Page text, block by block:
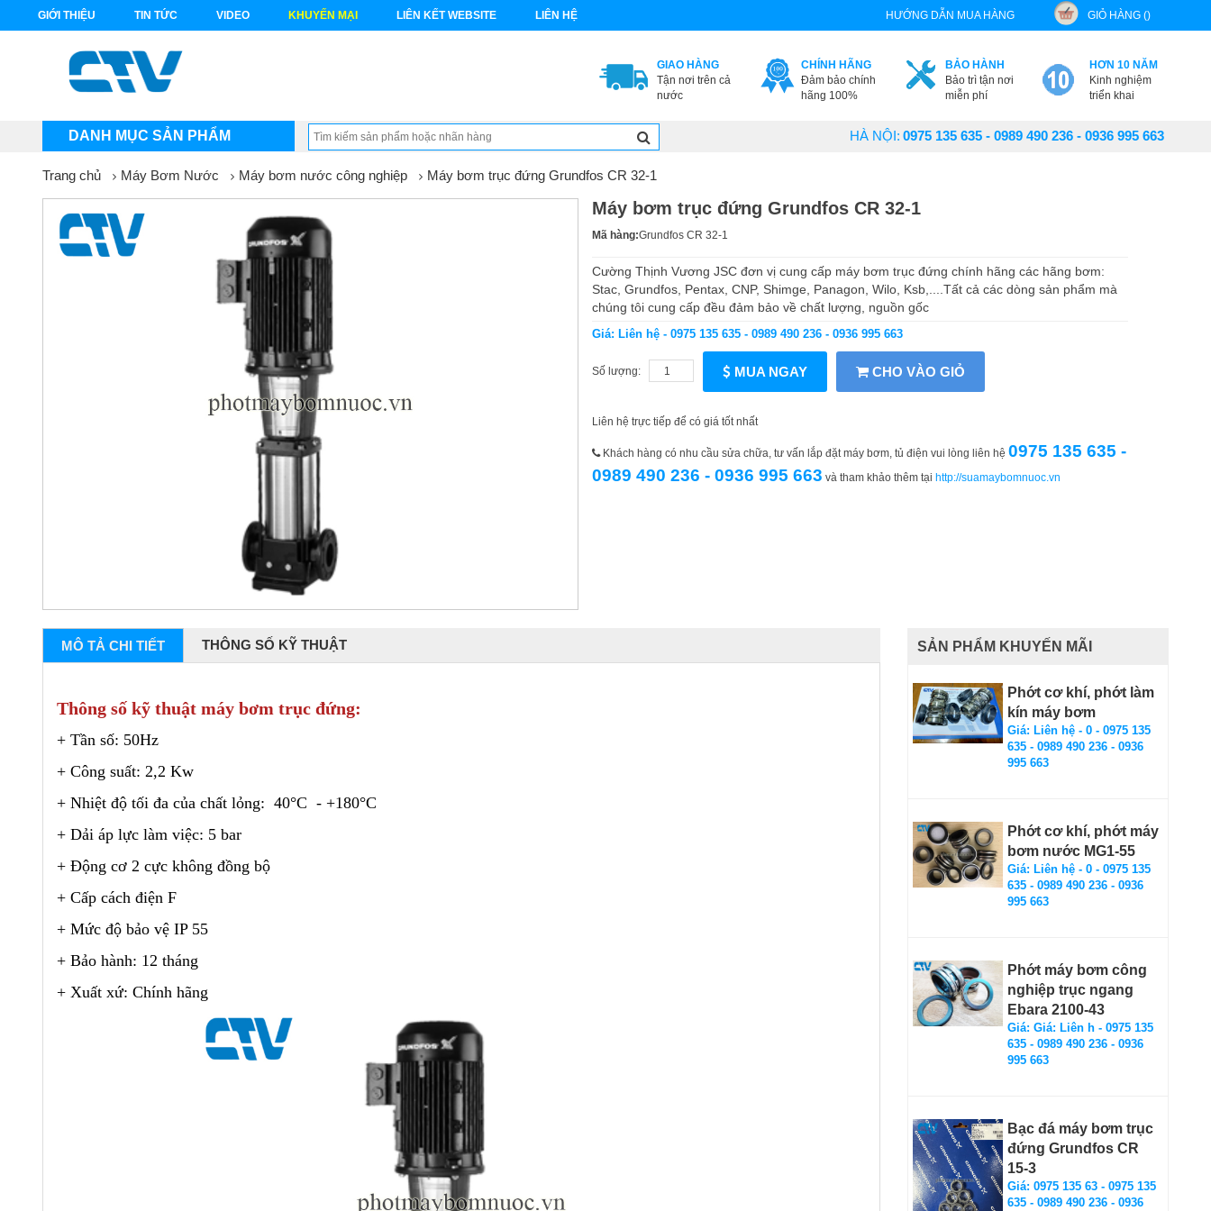
GIỚI THIỆU TIN TỨC VIDEO KHUYẾN MẠI LIÊN KẾT WEBSITE LIÊN HỆ HƯỚNG DẪN MUA HÀNG GIỎ HÀNG ()
GIAO HÀNG
Tận nơi trên cả
nước
CHÍNH HÃNG
Đảm bảo chính
hãng 100%
BẢO HÀNH
Bảo trì tận nơi
miễn phí
HƠN 10 NĂM
Kinh nghiệm
triển khai
DANH MỤC SẢN PHẨM HÀ NỘI: 0975 135 635 - 0989 490 236 - 0936 995 663
Trang chủ Máy Bơm Nước Máy bơm nước công nghiệp Máy bơm trục đứng Grundfos CR 32-1
Máy bơm trục đứng Grundfos CR 32-1
Mã hàng:Grundfos CR 32-1
Cường Thịnh Vương JSC đơn vị cung cấp máy bơm trục đứng chính hãng các hãng bơm:
Stac, Grundfos, Pentax, CNP, Shimge, Panagon, Wilo, Ksb,....Tất cả các dòng sản phẩm mà
chúng tôi cung cấp đều đảm bảo về chất lượng, nguồn gốc
Giá: Liên hệ - 0975 135 635 - 0989 490 236 - 0936 995 663
Số lượng: MUA NGAY CHO VÀO GIỎ
Liên hệ trực tiếp để có giá tốt nhất
Khách hàng có nhu cầu sửa chữa, tư vấn lắp đặt máy bơm, tủ điện vui lòng liên hệ 0975 135 635 -
0989 490 236 - 0936 995 663 và tham khảo thêm tại http://suamaybomnuoc.vn
MÔ TẢ CHI TIẾT THÔNG SỐ KỸ THUẬT
Thông số kỹ thuật máy bơm trục đứng:
+ Tần số: 50Hz
+ Công suất: 2,2 Kw
+ Nhiệt độ tối đa của chất lỏng: 40°C - +180°C
+ Dải áp lực làm việc: 5 bar
+ Động cơ 2 cực không đồng bộ
+ Cấp cách điện F
+ Mức độ bảo vệ IP 55
+ Bảo hành: 12 tháng
+ Xuất xứ: Chính hãng
SẢN PHẨM KHUYẾN MÃI
Phớt cơ khí, phớt làm
kín máy bơm
Giá: Liên hệ - 0 - 0975 135
635 - 0989 490 236 - 0936
995 663
Phớt cơ khí, phớt máy
bơm nước MG1-55
Giá: Liên hệ - 0 - 0975 135
635 - 0989 490 236 - 0936
995 663
Phớt máy bơm công
nghiệp trục ngang
Ebara 2100-43
Giá: Giá: Liên h - 0975 135
635 - 0989 490 236 - 0936
995 663
Bạc đá máy bơm trục
đứng Grundfos CR
15-3
Giá: 0975 135 63 - 0975 135
635 - 0989 490 236 - 0936